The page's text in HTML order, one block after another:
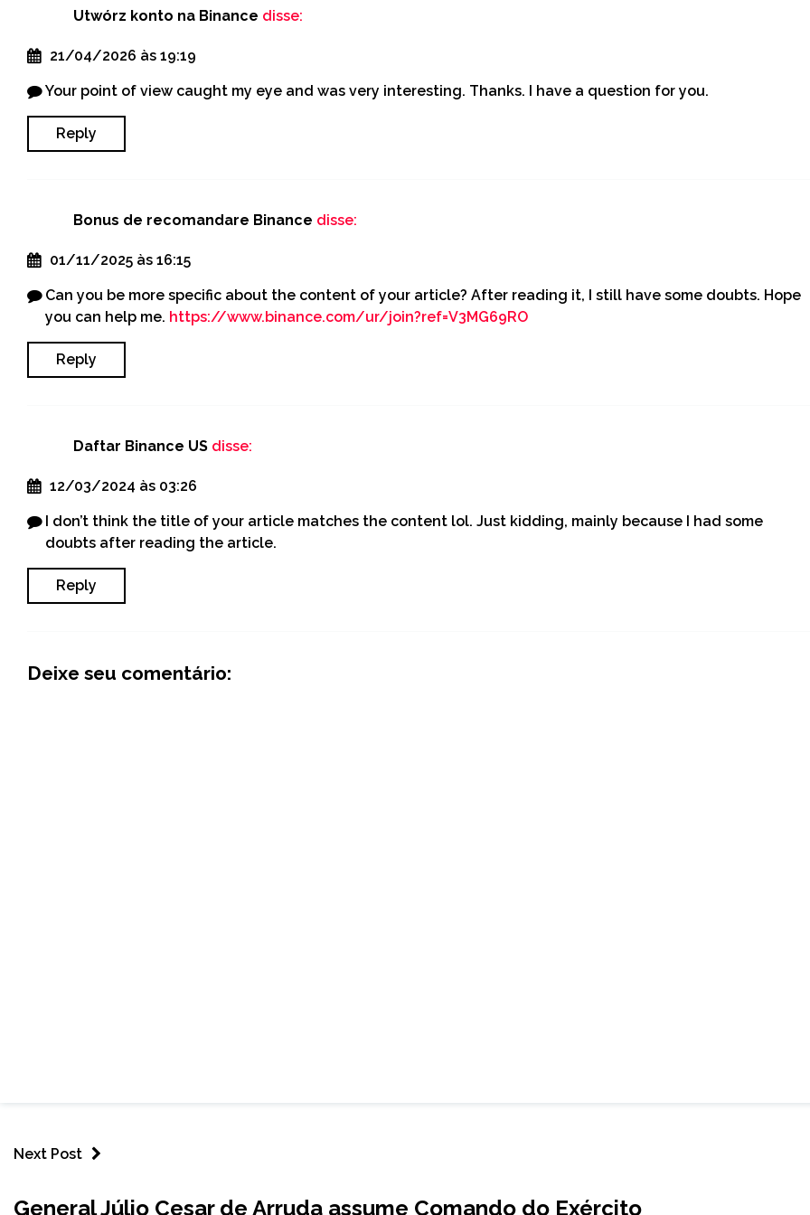
Utwórz konto na Binance disse:
21/04/2026 às 19:19
Your point of view caught my eye and was very interesting. Thanks. I have a question for you.
Reply
Bonus de recomandare Binance disse:
01/11/2025 às 16:15
Can you be more specific about the content of your article? After reading it, I still have some doubts. Hope
you can help me. https://www.binance.com/ur/join?ref=V3MG69RO
Reply
Daftar Binance US disse:
12/03/2024 às 03:26
I don’t think the title of your article matches the content lol. Just kidding, mainly because I had some
doubts after reading the article.
Reply
Deixe seu comentário:
Next Post
General Júlio Cesar de Arruda assume Comando do Exército